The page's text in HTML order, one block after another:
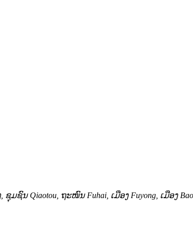
ຊຸມຊົນ Qiaotou, ຖະໜົນ Fuhai, ເມືອງ Fuyong, ເມືອງ